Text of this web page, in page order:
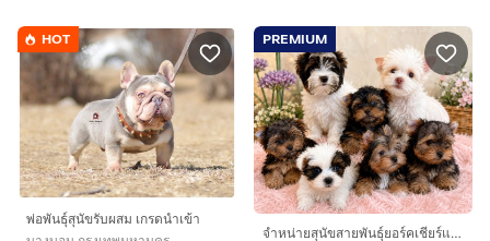
HOT
พ่อพันธุ์สุนัขรับผสม เกรดนำเข้า
PREMIUM
จำหน่ายสุนัขสายพันธุ์ยอร์คเชียร์และบีเวอร์ยอร์คเชียร์